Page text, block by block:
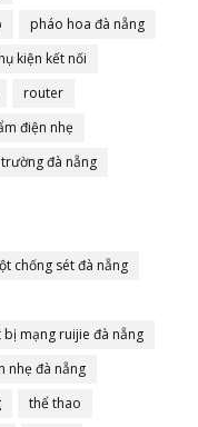
pháo hoa đà nẵng
kiện kết nối
router
điện nhẹ
đà nẵng
chống sét đà nẵng
bị mạng ruijie đà nẵng
nhẹ đà nẵng
thể thao